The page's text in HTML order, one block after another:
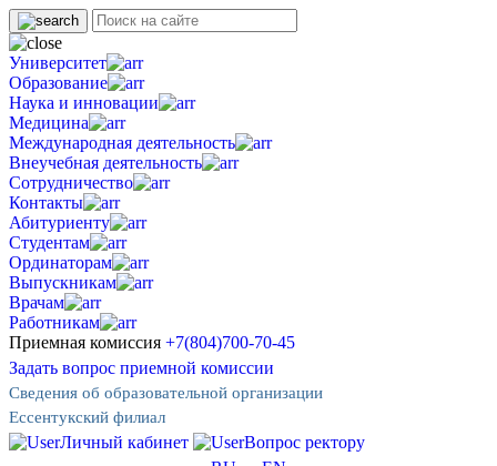
Университет
Образование
Наука и инновации
Медицина
Международная деятельность
Внеучебная деятельность
Сотрудничество
Контакты
Абитуриенту
Студентам
Ординаторам
Выпускникам
Врачам
Работникам
Приемная комиссия +7(804)700-70-45
Задать вопрос приемной комиссии
Сведения об образовательной организации
Ессентукский филиал
Личный кабинет
Вопрос ректору